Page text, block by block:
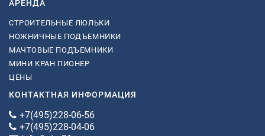
АРЕНДА
СТРОИТЕЛЬНЫЕ ЛЮЛЬКИ
НОЖНИЧНЫЕ ПОДЪЕМНИКИ
МАЧТОВЫЕ ПОДЪЕМНИКИ
МИНИ КРАН ПИОНЕР
ЦЕНЫ
КОНТАКТНАЯ ИНФОРМАЦИЯ
+7(495)228-06-56
+7(495)228-04-06